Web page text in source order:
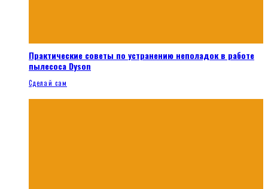
Практические советы по устранению неполадок в работе
пылесоса Dyson
Сделай сам